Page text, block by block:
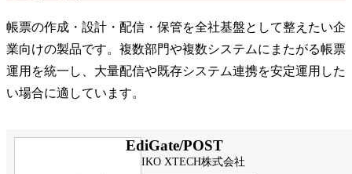
帳票の作成・設計・配信・保管を全社基盤として整えたい企
業向けの製品です。複数部門や複数システムにまたがる帳票
運用を統一し、大量配信や既存システム連携を安定運用した
い場合に適しています。
EdiGate/POST
DAIKO XTECH株式会社